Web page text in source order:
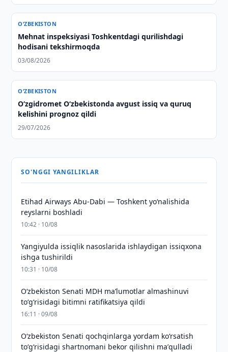
O‘ZBEKISTON
Mehnat inspeksiyasi Toshkentdagi qurilishdagi
hodisani tekshirmoqda
03/08/2026
O‘ZBEKISTON
O‘zgidromet O‘zbekistonda avgust issiq va quruq
kelishini prognoz qildi
29/07/2026
SO'NGGI YANGILIKLAR
Etihad Airways Abu-Dabi — Toshkent yo‘nalishida
reyslarni boshladi
10:42 · 10/08
Yangiyulda issiqlik nasoslarida ishlaydigan issiqxona
ishga tushirildi
10:31 · 10/08
Oʻzbekiston Senati MDH maʼlumotlar almashinuvi
toʻgʻrisidagi bitimni ratifikatsiya qildi
16:11 · 09/08
Oʻzbekiston Senati qochqinlarga yordam koʻrsatish
toʻgʻrisidagi shartnomani bekor qilishni maʼqulladi